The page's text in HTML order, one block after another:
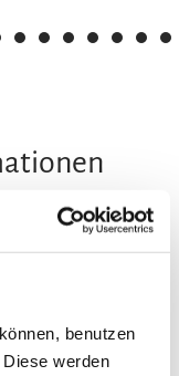
benutzen
werden
- 10:00